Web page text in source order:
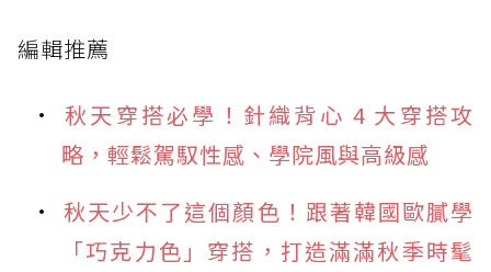
編輯推薦
秋天穿搭必學！針織背心 4 大穿搭攻
略，輕鬆駕馭性感、學院風與高級感
秋天少不了這個顏色！跟著韓國歐膩學
「巧克力色」穿搭，打造滿滿秋季時髦